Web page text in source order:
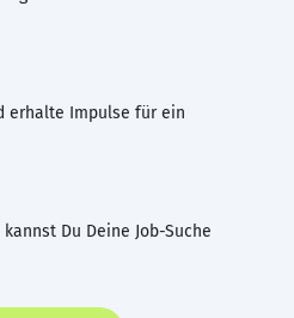
erhalte Impulse für ein
Du Deine Job-Suche